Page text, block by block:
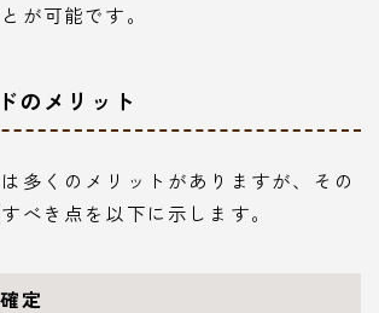
が可能です。
のメリット
多くのメリットがありますが、その
べき点を以下に示します。
定